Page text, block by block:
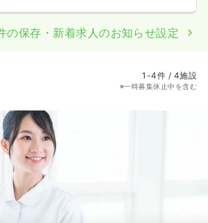
の保存・新着求人のお知らせ設定
1-4件 / 4施設
※一時募集休止中を含む